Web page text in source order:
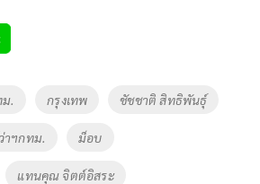
. กรุงเทพ ชัชชาติ สิทธิพันธุ์
าฯกทม. ม็อบ
แทนคุณ จิตต์อิสระ